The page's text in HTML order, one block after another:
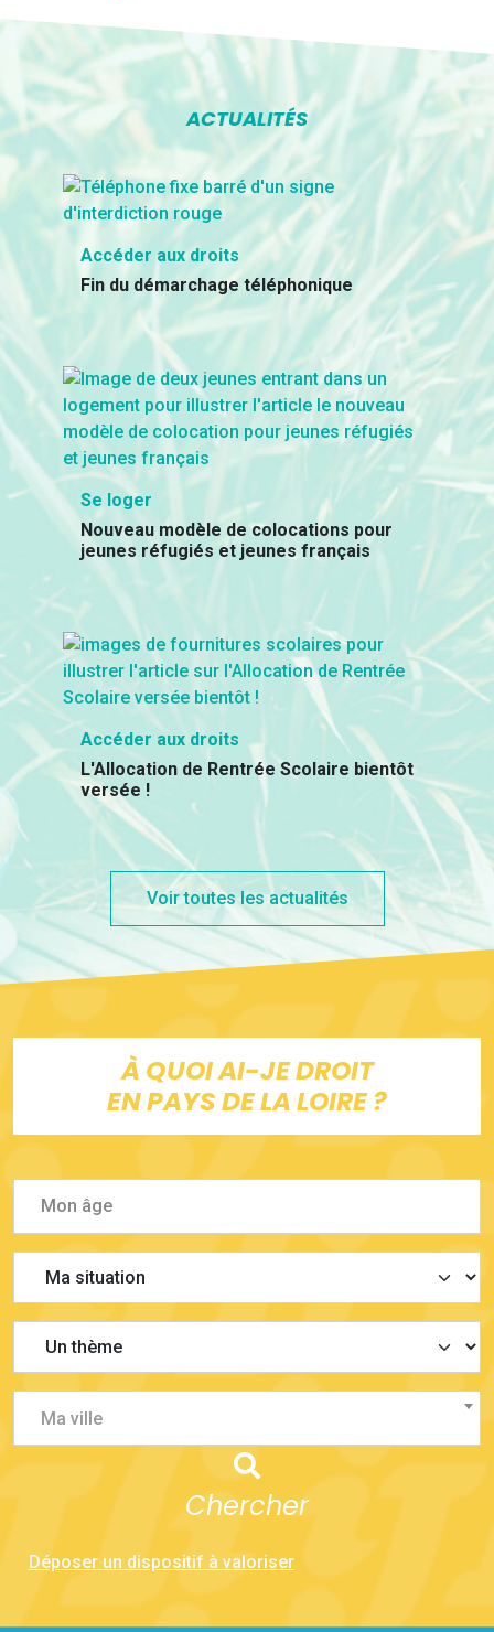
ACTUALITÉS
Accéder aux droits
Fin du démarchage téléphonique
Se loger
Nouveau modèle de colocations pour
jeunes réfugiés et jeunes français
Accéder aux droits
L'Allocation de Rentrée Scolaire bientôt
versée !
Voir toutes les actualités
À QUOI AI-JE DROIT
EN PAYS DE LA LOIRE ?
Ma ville
Chercher
Déposer un dispositif à valoriser